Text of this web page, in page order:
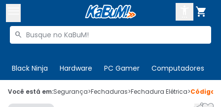

Buscar produtos

Black Ninja Hardware PC Gamer Computadores
 Olá. Acesse sua conta
Você está em:Segurança>Fechaduras>Fechadura Elétrica>Código